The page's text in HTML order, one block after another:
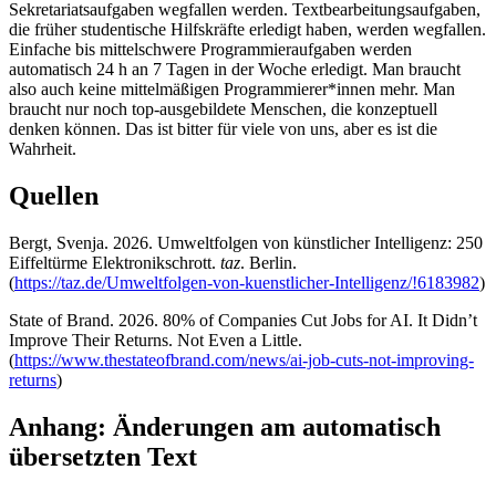
Sekretariatsaufgaben wegfallen werden. Textbearbeitungsaufgaben,
die früher studentische Hilfskräfte erledigt haben, werden wegfallen.
Einfache bis mittelschwere Programmieraufgaben werden
automatisch 24 h an 7 Tagen in der Woche erledigt. Man braucht
also auch keine mittelmäßigen Programmierer*innen mehr. Man
braucht nur noch top-ausgebildete Menschen, die konzeptuell
denken können. Das ist bitter für viele von uns, aber es ist die
Wahrheit.
Quellen
Bergt, Svenja. 2026. Umweltfolgen von künstlicher Intelligenz: 250
Eiffeltürme Elektronikschrott. taz. Berlin.
(https://taz.de/Umweltfolgen-von-kuenstlicher-Intelligenz/!6183982)
State of Brand. 2026. 80% of Companies Cut Jobs for AI. It Didn’t
Improve Their Returns. Not Even a Little.
(https://www.thestateofbrand.com/news/ai-job-cuts-not-improving-
returns)
Anhang: Änderungen am automatisch
übersetzten Text